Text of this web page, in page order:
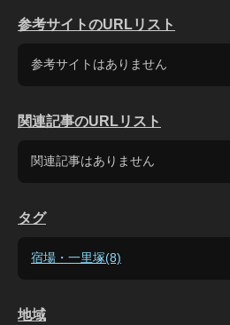
参考サイトのURLリスト
参考サイトはありません
関連記事のURLリスト
関連記事はありません
タグ
宿場・一里塚(8)
地域